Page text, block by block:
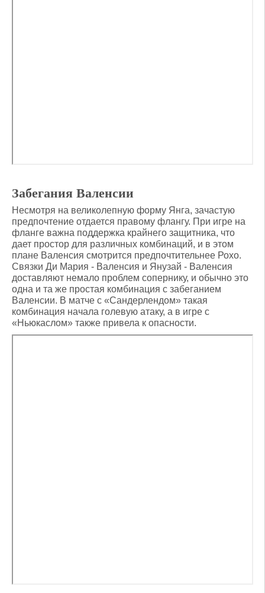
Забегания Валенсии
Несмотря на великолепную форму Янга, зачастую
предпочтение отдается правому флангу. При игре на
фланге важна поддержка крайнего защитника, что
дает простор для различных комбинаций, и в этом
плане Валенсия смотрится предпочтительнее Рохо.
Связки Ди Мария - Валенсия и Янузай - Валенсия
доставляют немало проблем сопернику, и обычно это
одна и та же простая комбинация с забеганием
Валенсии. В матче с «Сандерлендом» такая
комбинация начала голевую атаку, а в игре с
«Ньюкаслом» также привела к опасности.